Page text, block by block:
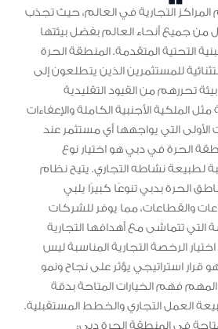
التجارية في العالم، حيث تجذب
من جميع أنحاء العالم بفضل بيئتها
التحتية المتقدمة. المنطقة الحرة
للمستثمرين الذين يتطلعون إلى
تحررهم من القيود التقليدية
الملكية الأجنبية الكاملة والإعفاءات
الأولى التي يواجهها أي مستثمر عند
الحرة في دبي هو اختيار نوع
لطبيعة نشاطه التجاري. يتيح نظام
الحرة بدبي تنوعًا كبيرًا يلبي
والقطاعات، مما يوفر للشركات
التي تتماشى مع أهدافها التجارية
الرخصة التجارية المناسبة ليس
قرار استراتيجي يؤثر على نجاح ونمو
المهم فهم الخيارات المتاحة بدقة
العمل التجاري والخطط المستقبلية.
في المنطقة الحرة دبي: